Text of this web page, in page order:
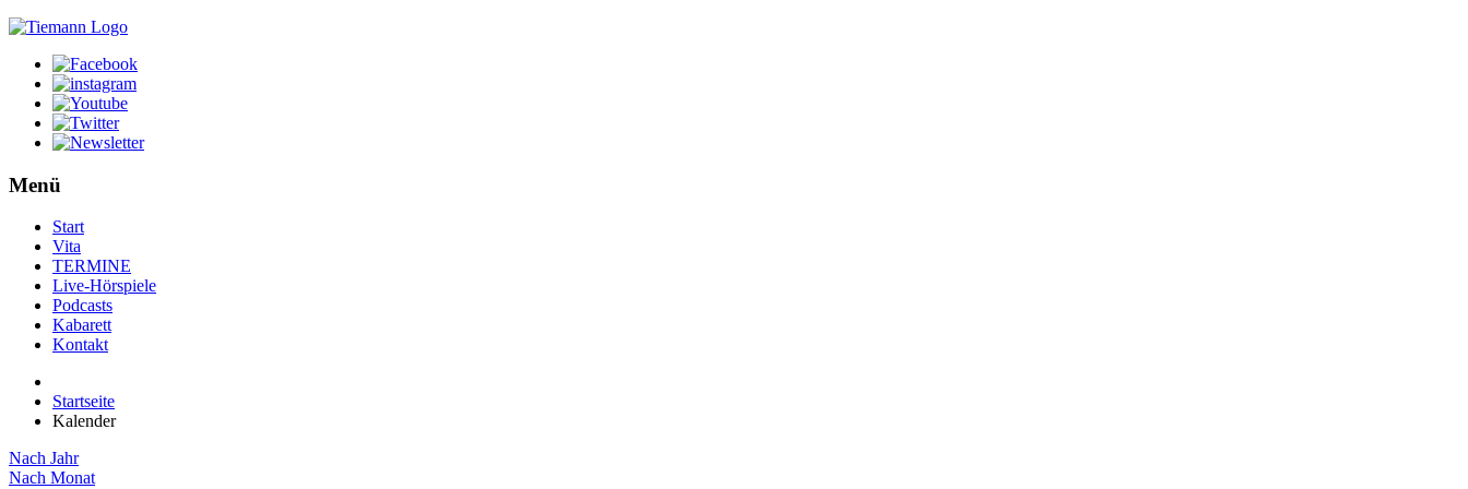
Menü
Start
Vita
TERMINE
Live-Hörspiele
Podcasts
Kabarett
Kontakt
Startseite
Kalender
Nach Jahr
Nach Monat